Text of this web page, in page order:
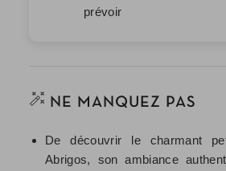
prévoir
NE MANQUEZ PAS
De découvrir le charmant
Abrigos, son ambiance